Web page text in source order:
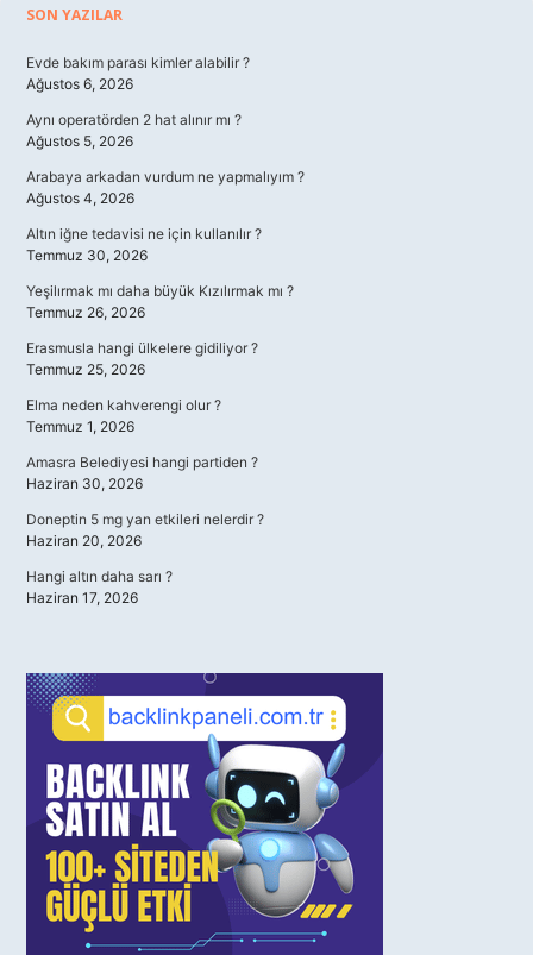
Sidebar
SON YAZILAR
Evde bakım parası kimler alabilir ?
Ağustos 6, 2026
Aynı operatörden 2 hat alınır mı ?
Ağustos 5, 2026
Arabaya arkadan vurdum ne yapmalıyım ?
Ağustos 4, 2026
Altın iğne tedavisi ne için kullanılır ?
Temmuz 30, 2026
Yeşilırmak mı daha büyük Kızılırmak mı ?
Temmuz 26, 2026
Erasmusla hangi ülkelere gidiliyor ?
Temmuz 25, 2026
Elma neden kahverengi olur ?
Temmuz 1, 2026
Amasra Belediyesi hangi partiden ?
Haziran 30, 2026
Doneptin 5 mg yan etkileri nelerdir ?
Haziran 20, 2026
Hangi altın daha sarı ?
Haziran 17, 2026